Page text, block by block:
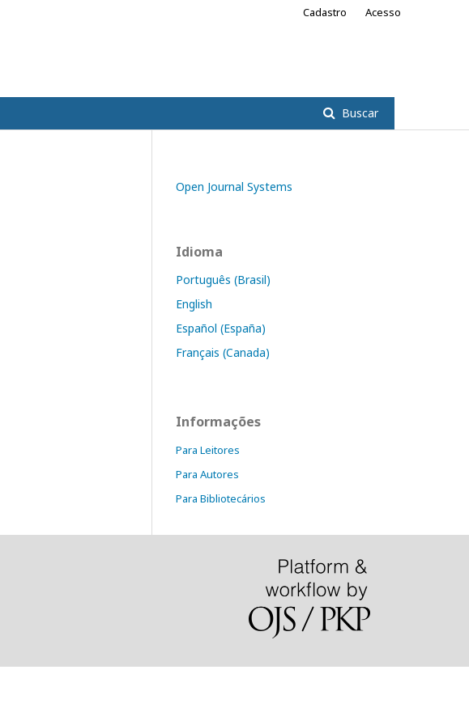
Buscar
Cadastro Acesso
Open Journal Systems
Idioma
Português (Brasil)
English
Español (España)
Français (Canada)
Informações
Para Leitores
Para Autores
Para Bibliotecários